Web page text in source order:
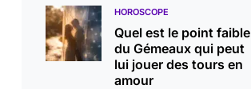
HOROSCOPE
Quel est le point faible
du Gémeaux qui peut
lui jouer des tours en
amour